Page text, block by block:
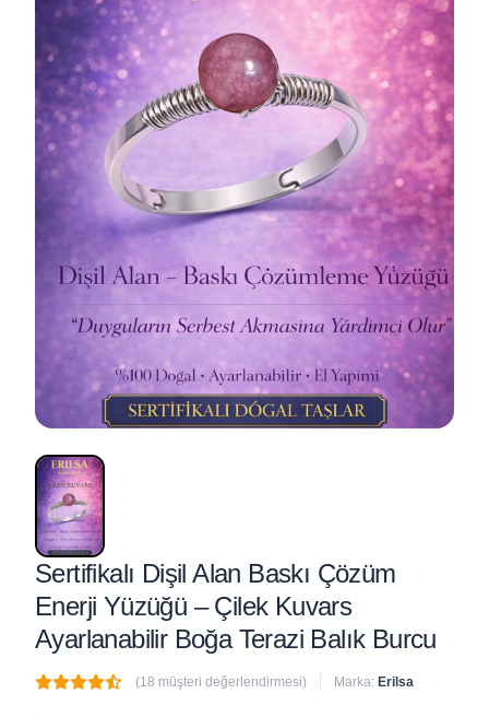
Sertifikalı Dişil Alan Baskı Çözüm
Enerji Yüzüğü – Çilek Kuvars
Ayarlanabilir Boğa Terazi Balık Burcu
(18 müşteri değerlendirmesi) Marka: Erilsa